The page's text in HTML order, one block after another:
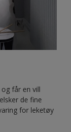
får en vill
de fine
for leketøy